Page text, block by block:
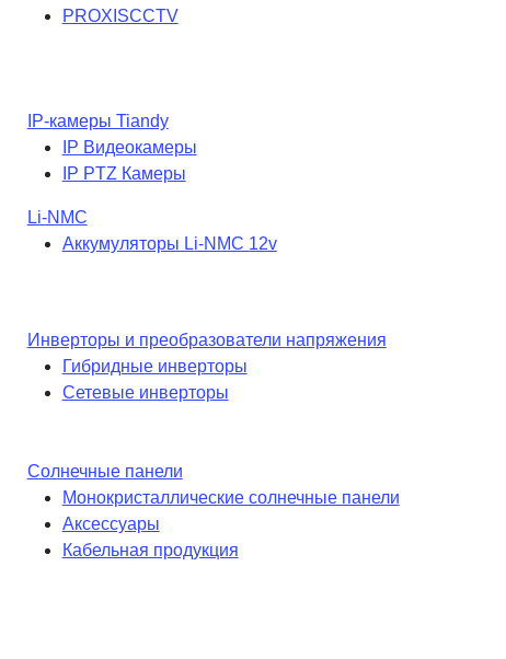
PROXISCCTV
IP-камеры Tiandy
IP Видеокамеры
IP PTZ Камеры
Li-NMC
Аккумуляторы Li-NMC 12v
Инверторы и преобразователи напряжения
Гибридные инверторы
Сетевые инверторы
Солнечные панели
Монокристаллические солнечные панели
Аксессуары
Кабельная продукция